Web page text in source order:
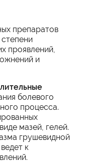
препаратов
проявлений,
и
болевого
процесса.
мазей, гелей.
грушевидной
к